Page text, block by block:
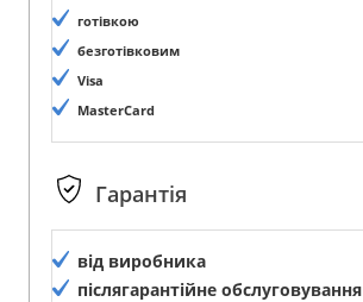
готівкою
безготівковим
Visa
MasterCard
Гарантія
від виробника
післягарантійне обслуговування